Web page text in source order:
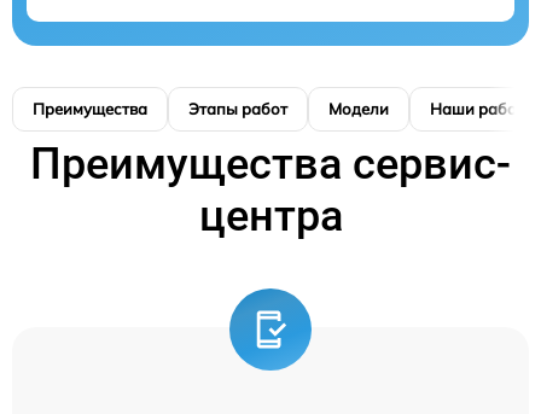
Преимущества Этапы работ Модели Наши работы
Преимущества сервис-
центра